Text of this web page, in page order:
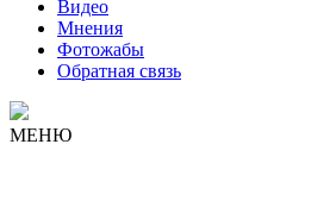
Видео
Мнения
Фотожабы
Обратная связь
МЕНЮ